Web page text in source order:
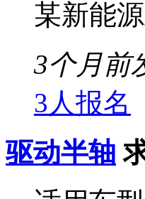
某新能
3个月前
3人报名
驱动半轴